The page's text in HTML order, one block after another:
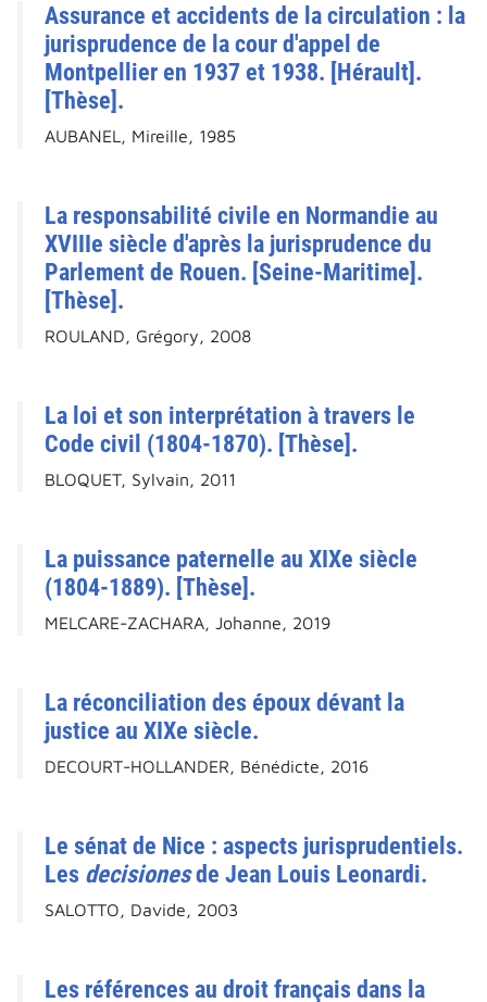
Assurance et accidents de la circulation : la
jurisprudence de la cour d'appel de
Montpellier en 1937 et 1938. [Hérault].
[Thèse].
AUBANEL, Mireille, 1985
La responsabilité civile en Normandie au
XVIIIe siècle d'après la jurisprudence du
Parlement de Rouen. [Seine-Maritime].
[Thèse].
ROULAND, Grégory, 2008
La loi et son interprétation à travers le
Code civil (1804-1870). [Thèse].
BLOQUET, Sylvain, 2011
La puissance paternelle au XIXe siècle
(1804-1889). [Thèse].
MELCARE-ZACHARA, Johanne, 2019
La réconciliation des époux dévant la
justice au XIXe siècle.
DECOURT-HOLLANDER, Bénédicte, 2016
Le sénat de Nice : aspects jurisprudentiels.
Les decisionesde Jean Louis Leonardi.
SALOTTO, Davide, 2003
Les références au droit français dans la